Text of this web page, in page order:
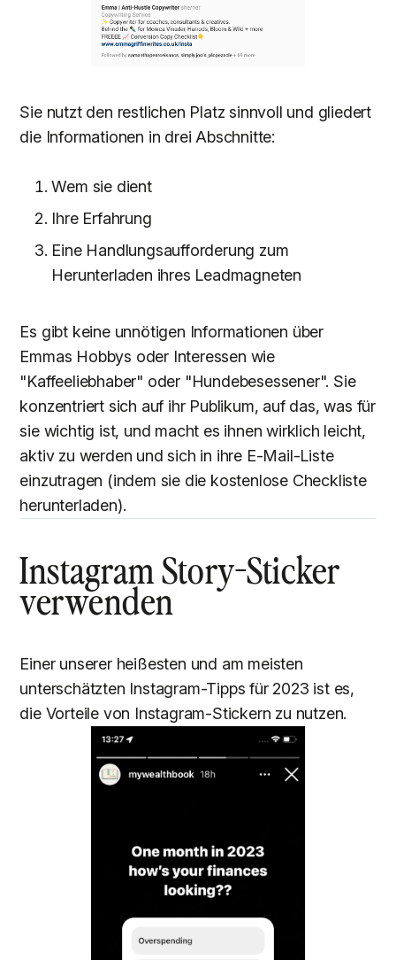
Sie nutzt den restlichen Platz sinnvoll und gliedert
die Informationen in drei Abschnitte:
Wem sie dient
Ihre Erfahrung
Eine Handlungsaufforderung zum
Herunterladen ihres Leadmagneten
Es gibt keine unnötigen Informationen über
Emmas Hobbys oder Interessen wie
"Kaffeeliebhaber" oder "Hundebesessener". Sie
konzentriert sich auf ihr Publikum, auf das, was für
sie wichtig ist, und macht es ihnen wirklich leicht,
aktiv zu werden und sich in ihre E-Mail-Liste
einzutragen (indem sie die kostenlose Checkliste
herunterladen).
Instagram Story-Sticker
verwenden
Einer unserer heißesten und am meisten
unterschätzten Instagram-Tipps für 2023 ist es,
die Vorteile von Instagram-Stickern zu nutzen.